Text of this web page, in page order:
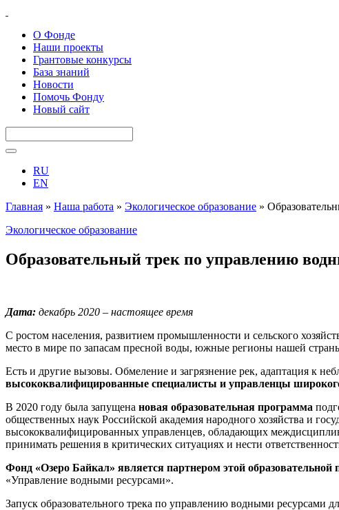
О Фонде
Наши проекты
Грантовые конкурсы
База знаний
Новости
Помочь Фонду
Новый сайт
RU
EN
Главная » Наша работа » Экологическое образование »
Экологическое образование
Образовательный трек по управлению
Дата: декабрь 2020 – настоящее время
С ростом населения, развитием промышленности и сельского
место в мире по запасам пресной воды, южные регионы нашей
Есть и другие вызовы. Обмеление и загрязнение рек, адаптация к
высококвалифицированные специалисты и управленцы
В 2020 году была запущена новая образовательная программа
общественных наук Российской академия народного хозяйства и
высококвалифицированных управленцев, обладающих
принимать решения в критических ситуациях и нести
Фонд «Озеро Байкал» является партнером этой
«Управление водными ресурсами».
Запуск образовательного трека по управлению водными ресурсами